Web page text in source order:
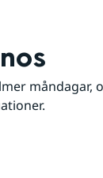
måndagar,